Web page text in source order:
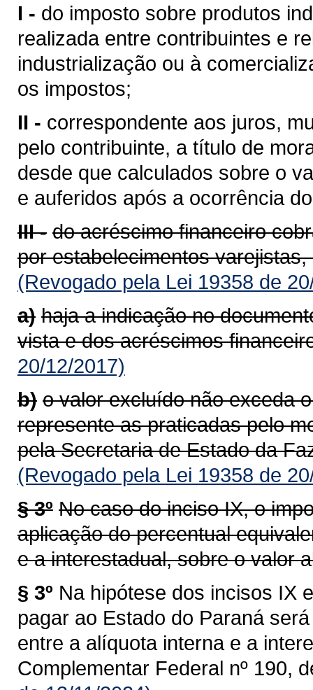
I - do imposto sobre produtos
realizada entre contribuintes e
industrialização ou à
os impostos;
II - correspondente aos juros,
pelo contribuinte, a título de
desde que calculados sobre o
e auferidos após a ocorrência
III - do acréscimo financeiro
por estabelecimentos
(Revogado pela Lei 19358 de
a) haja a indicação no
vista e dos acréscimos
20/12/2017)
b) o valor excluído não exceda
represente as praticadas pelo
pela Secretaria de Estado da
(Revogado pela Lei 19358 de
§ 3º No caso do inciso IX, o
aplicação do percentual
e a interestadual, sobre o valor
§ 3º Na hipótese dos incisos IX
pagar ao Estado do Paraná
entre a alíquota interna e a
Complementar Federal nº 190,